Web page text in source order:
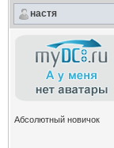
настя
Абсолютный новичок